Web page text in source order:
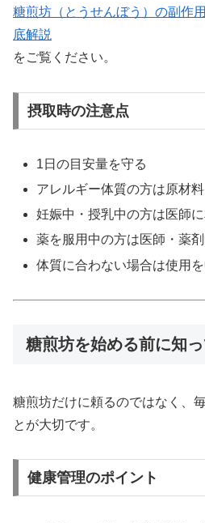
糖煎坊（とうせんぼう）の副作
底解説
をご覧ください。
摂取時の注意点
1日の目安量を守る
アレルギー体質の方は原材
妊娠中・授乳中の方は医師
薬を服用中の方は医師・薬
体質に合わない場合は使用
糖煎坊を始める前に知
糖煎坊だけに頼るのではなく、
とが大切です。
健康管理のポイント